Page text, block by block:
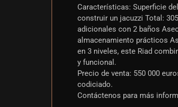
Características: Superficie
construir un jacuzzi Total:
adicionales con 2 baños
almacenamiento prácticos
en 3 niveles, este Riad
y funcional.
Precio de venta: 550 000
codiciado.
Contáctenos para más